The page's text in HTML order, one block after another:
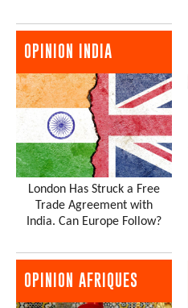
OPINION INDIA
London Has Struck a Free
Trade Agreement with
India. Can Europe Follow?
OPINION AFRIQUES